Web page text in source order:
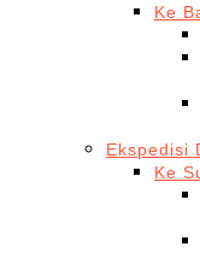
Ke
Ekspedisi
Ke